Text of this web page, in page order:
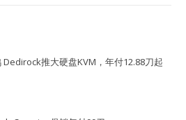
Dedirock推大硬盘KVM，年付12.88刀起